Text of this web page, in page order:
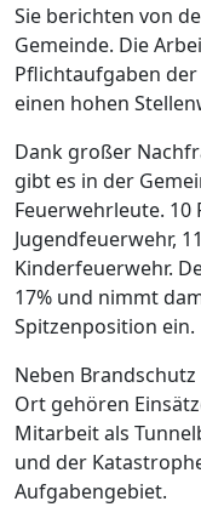
Sie berichten von
Gemeinde. Die
Pflichtaufgaben
einen hohen
Dank großer
gibt es in der
Feuerwehrleute. 10
Jugendfeuerwehr,
Kinderfeuerwehr.
17% und nimmt
Spitzenposition ein.
Neben
Ort gehören
Mitarbeit als
und der
Aufgabengebiet.